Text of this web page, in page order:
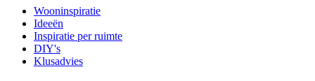
Wooninspiratie
Ideeën
Inspiratie per ruimte
DIY's
Klusadvies